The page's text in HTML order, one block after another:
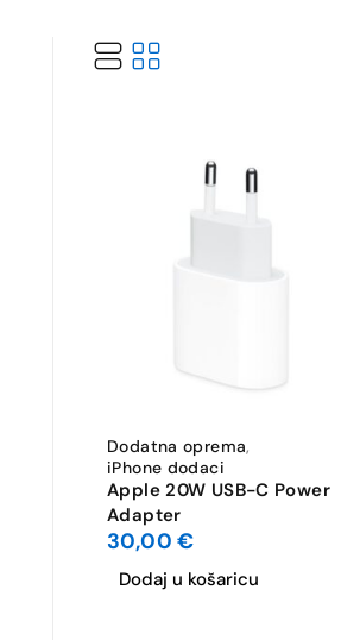
Dodatna oprema,
iPhone dodaci
Apple 20W USB-C Power
Adapter
30,00€
Dodaj u košaricu